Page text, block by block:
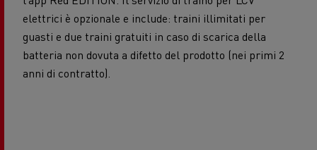
elettrici è opzionale e include: traini illimitati per
guasti e due traini gratuiti in caso di scarica della
batteria non dovuta a difetto del prodotto (nei primi 2
anni di contratto).